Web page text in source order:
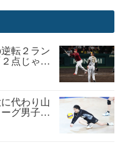
転２ラン
点じゃや
代わり山
グ男子／